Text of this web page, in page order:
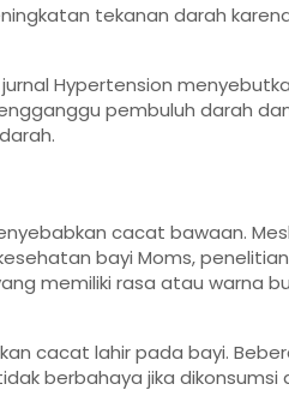
tekanan darah
Hypertension
pembuluh darah
cacat bawaan.
bayi Moms, penelitian
memiliki rasa atau warna
cacat lahir pada bayi.
berbahaya jika dikonsumsi